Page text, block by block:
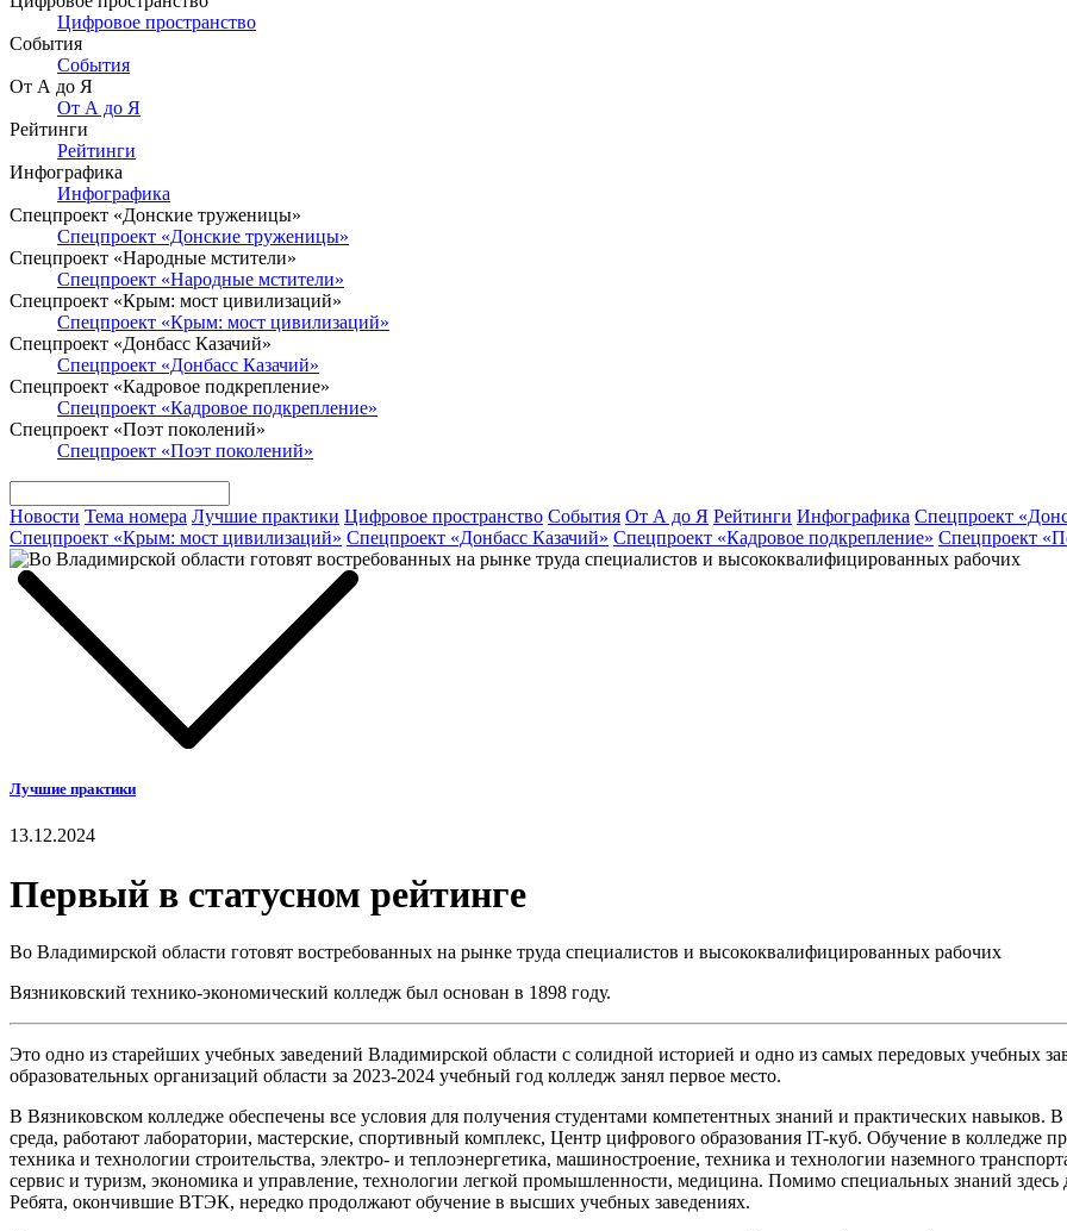
Цифровое пространство
События
События
От А до Я
От А до Я
Рейтинги
Рейтинги
Инфографика
Инфографика
Спецпроект «Донские труженицы»
Спецпроект «Донские труженицы»
Спецпроект «Народные мстители»
Спецпроект «Народные мстители»
Спецпроект «Крым: мост цивилизаций»
Спецпроект «Крым: мост цивилизаций»
Спецпроект «Донбасс Казачий»
Спецпроект «Донбасс Казачий»
Спецпроект «Кадровое подкрепление»
Спецпроект «Кадровое подкрепление»
Спецпроект «Поэт поколений»
Спецпроект «Поэт поколений»
Новости Тема номера Лучшие практики Цифровое пространство События От А до Я Рейтинги Инфографика Спецпроект
Спецпроект «Крым: мост цивилизаций» Спецпроект «Донбасс Казачий» Спецпроект «Кадровое подкрепление» Спецпроект
Лучшие практики
13.12.2024
Первый в статусном рейтинге
Во Владимирской области готовят востребованных на рынке труда специалистов и высококвалифицированных рабочих
Вязниковский технико-экономический колледж был основан в 1898 году.
Это одно из старейших учебных заведений Владимирской области с солидной историей и одно из самых передовых учебных
образовательных организаций области за 2023-2024 учебный год колледж занял первое место.
В Вязниковском колледже обеспечены все условия для получения студентами компетентных знаний и практических навыков. В
среда, работают лаборатории, мастерские, спортивный комплекс, Центр цифрового образования IT-куб. Обучение в колледже
техника и технологии строительства, электро- и теплоэнергетика, машиностроение, техника и технологии наземного
сервис и туризм, экономика и управление, технологии легкой промышленности, медицина. Помимо специальных знаний
Ребята, окончившие ВТЭК, нередко продолжают обучение в высших учебных заведениях.